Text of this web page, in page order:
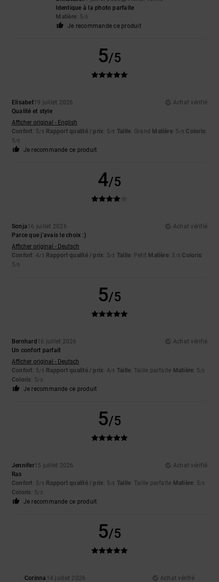
Identique à la photo parfaite
Matière: 5/5
Je recommande ce produit
5/5
Elisabet19 juillet 2026
Achat vérifié
Qualité et style
Afficher original - English
Confort: 5/5 Rapport qualité / prix: 5/5 Taille: Grand Matière: 5 /5 Coloris:
5/5
Je recommande ce produit
4/5
Sonja16 juillet 2026
Achat vérifié
Parce que j'avais le choix :)
Afficher original - Deutsch
Confort: 4/5 Rapport qualité / prix: 5/5 Taille: Petit Matière: 3 /5 Coloris:
5/5
5/5
Bernhard16 juillet 2026
Achat vérifié
Un confort parfait
Afficher original - Deutsch
Confort: 5/5 Rapport qualité / prix: 4/5 Taille: Taille parfaite Matière: 5/5
Coloris: 5/5
Je recommande ce produit
5/5
Jennifer15 juillet 2026
Achat vérifié
Ras
Confort: 5/5 Rapport qualité / prix: 5/5 Taille: Taille parfaite Matière: 5/5
Coloris: 5/5
Je recommande ce produit
5/5
Corinna 14 juillet 2026
Achat vérifié